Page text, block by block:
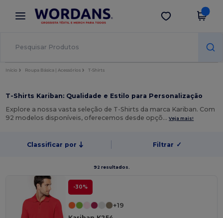
× App Wordans
Melhores preços na app!
Obter app
Início Roupa Básica | Acessórios T-Shirts
T-Shirts Kariban: Qualidade e Estilo para Personalização
Explore a nossa vasta seleção de T-Shirts da marca Kariban. Com
92 modelos disponíveis, oferecemos desde opçõ…Veja mais!
Classificar por Filtrar ✓
92 resultados.
-30%
+19